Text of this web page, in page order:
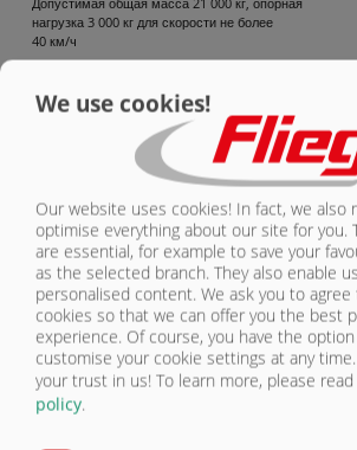
нагрузка 3 000 кг для скорости не более
40 км/ч
Исполнение для скорости 40 км/ч, с
сертификатом соответствия типа изделия
нормам ЕС и сертификатом соответствия
X
выдвигающей стенкой
Задняя стенка с гидравлическим приводом X
Платформа 6100 x 2380 мм (общая длина с
задней стенкой 800 мм)
X
Надставка для борта 300 мм алюминий
We use cookies!
Our website uses cookies! In fact, we also
optimise everything about our site for you.
are essential, for example to save your
as the selected branch. They also enable
personalised content. We ask you to
cookies so that we can offer you the best
experience. Of course, you have the
customise your cookie settings at any
your trust in us! To learn more, please
policy.